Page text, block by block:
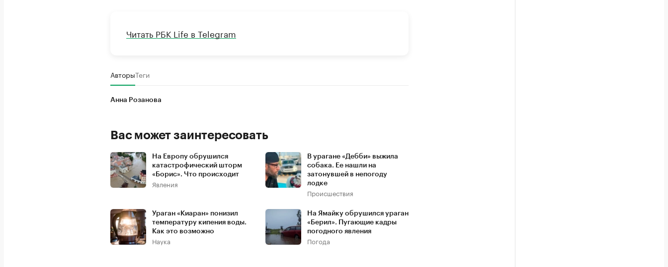
Читать РБК Life в Telegram
АвторыТеги
Анна Розанова
Вас может заинтересовать
На Европу обрушился
катастрофический шторм
«Борис». Что происходит
Явления
В урагане «Дебби» выжила
собака. Ее нашли на
затонувшей в непогоду
лодке
Происшествия
Ураган «Киаран» понизил
температуру кипения воды.
Как это возможно
Наука
На Ямайку обрушился ураган
«Берил». Пугающие кадры
погодного явления
Погода